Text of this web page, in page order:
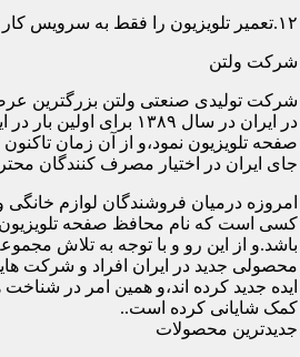
۱۲.تعمیر تلویزیون را فقط به سرویس کار ماهر بسپارید
شرکت ولتن
شرکت تولیدی صنعتی ولتن بزرگترین
در ایران در سال ۱۳۸۹ برای
صفحه تلویزیون نمود،و از آن زمان
جای ایران در اختیار مصرف کنندگان
امروزه درمیان فروشندگان لوازم
کسی است که نام محافظ صفحه تلویزیون
باشد.و از این رو و با توجه به تلاش
محصولی جدید در ایران افراد و شرکت
ایده جدید کرده اند،و همین امر در
کمک شایانی کرده است..
جدیدترین محصولات